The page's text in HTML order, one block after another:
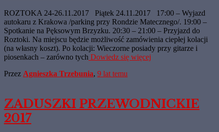
ROZTOKA 24-26.11.2017 Piątek 24.11.2017 17:00 – Wyjazd
autokaru z Krakowa /parking przy Rondzie Matecznego/. 19:00 –
Spotkanie na Pęksowym Brzyzku. 20:30 – 21:00 – Przyjazd do
Roztoki. Na miejscu będzie możliwość zamówienia ciepłej kolacji
(na własny koszt). Po kolacji: Wieczorne posiady przy gitarze i
piosenkach – zarówno tych Dowiedz się więcej
Przez Agnieszka Trzebunia, 9 lat temu
ZADUSZKI PRZEWODNICKIE
2017